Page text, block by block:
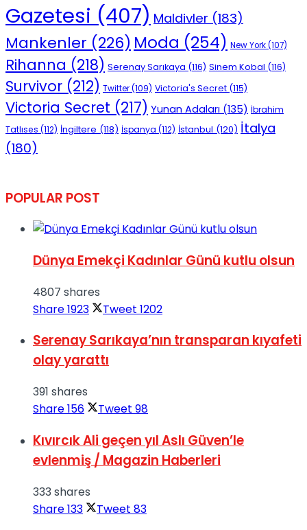
Gazetesi (407) Maldivler (183)
Mankenler (226) Moda (254) New York(107)
Rihanna (218) Serenay Sarıkaya (116) Sinem Kobal (116)
Survivor (212) Twitter(109) Victoria's Secret (115)
Victoria Secret (217) Yunan Adaları (135) İbrahim
Tatlıses (112) İngiltere (118) İspanya (112) İstanbul (120) İtalya
(180)
POPULAR POST
Dünya Emekçi Kadınlar Günü kutlu olsun
4807 shares
Share1923 Tweet 1202
Serenay Sarıkaya’nın transparan kıyafeti
olay yarattı
391 shares
Share156 Tweet 98
Kıvırcık Ali geçen yıl Aslı Güven’le
evlenmiş / Magazin Haberleri
333 shares
Share133 Tweet 83